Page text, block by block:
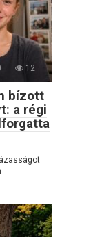
12
bízott
a régi